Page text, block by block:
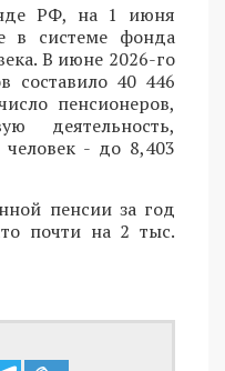
РФ, на 1 июня
в системе фонда
В июне 2026-го
составило 40 446
пенсионеров,
деятельность,
- до 8,403
пенсии за год
почти на 2 тыс.